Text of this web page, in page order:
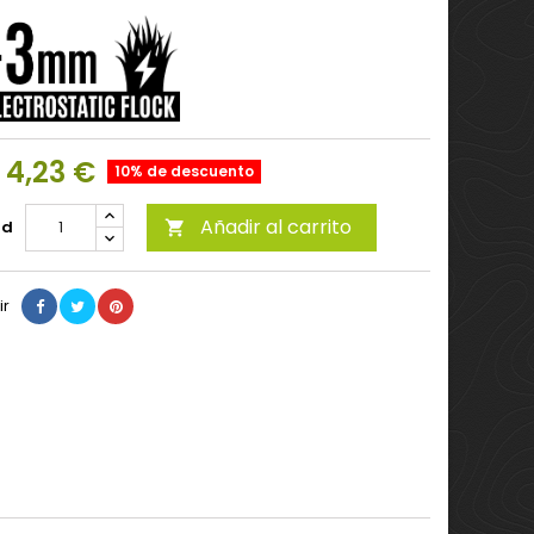
4,23 € 10% de descuento
 Añadir al carrito